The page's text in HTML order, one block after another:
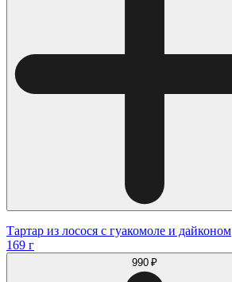
Тартар из лосося с гуакомоле и дайконом
169 г
990 ₽